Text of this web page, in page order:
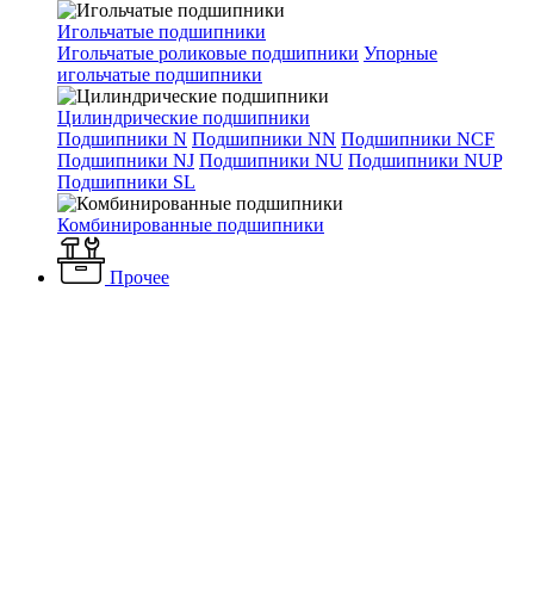
Игольчатые подшипники
Игольчатые роликовые подшипники Упорные
игольчатые подшипники
Цилиндрические подшипники
Подшипники N Подшипники NN Подшипники NCF
Подшипники NJ Подшипники NU Подшипники NUP
Подшипники SL
Комбинированные подшипники
Прочее